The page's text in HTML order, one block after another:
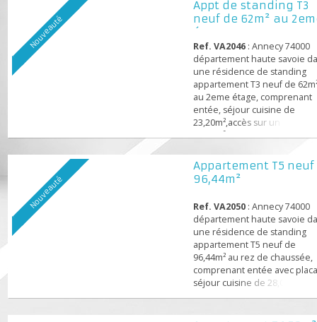
chambre avec placard,
d'eau wc. A proximité de
,écoles, loisirs ,Mairie,
lac,transports en
normes RT 2012
plus de 50 % phoniques,
Nouveauté
Appt de standing
neuf de 62m² au
étage
Ref. VA2046 : Annecy
département haute
une résidence de
appartement T3 neuf de
au 2eme étage,
entée, séjour cuisine de
12,59m², 2 chambres,
bains, wc séparé,
proximité de toutes les
commodités commerces
,écoles, loisirs ,Mairie,
lac,transports en
normes RT 2012
plus de 50 % phoniques,
Nouveauté 96,44m²
Ref. VA2050 : Annecy
département haute
une résidence de
appartement T5 neuf de
96,44m² au rez de
comprenant entée avec